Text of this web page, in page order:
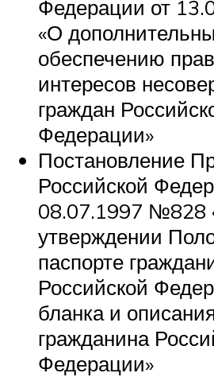
Федерации от
«О
обеспечению
интересов
граждан
Федерации»
Постановление
Российской
08.07.1997 №828
утверждении
паспорте
Российской
бланка и
гражданина
Федерации»